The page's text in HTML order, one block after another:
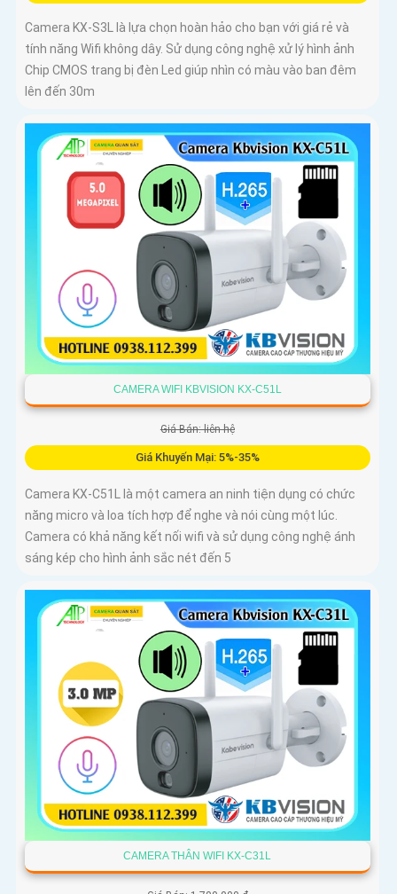
Camera KX-S3L là lựa chọn hoàn hảo cho bạn với giá rẻ và
tính năng Wifi không dây. Sử dụng công nghệ xử lý hình ảnh
Chip CMOS trang bị đèn Led giúp nhìn có màu vào ban đêm
lên đến 30m
CAMERA WIFI KBVISION KX-C51L
Giá Bán: liên hệ
Giá Khuyến Mại: 5%-35%
Camera KX-C51L là một camera an ninh tiện dụng có chức
năng micro và loa tích hợp để nghe và nói cùng một lúc.
Camera có khả năng kết nối wifi và sử dụng công nghệ ánh
sáng kép cho hình ảnh sắc nét đến 5
CAMERA THÂN WIFI KX-C31L